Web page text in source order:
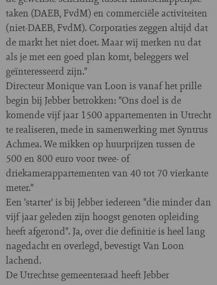
taken (DAEB, FvdM) en commerciële activiteiten
(niet-DAEB, FvdM). Corporaties zeggen altijd dat
de markt het niet doet. Maar wij merken nu dat
als je met een goed plan komt, beleggers wel
geïnteresseerd zijn."
Directeur Monique van Loon is vanaf het prille
begin bij Jebber betrokken: "Ons doel is de
komende vijf jaar 1500 appartementen in Utrecht
te realiseren, mede in samenwerking met Syntrus
Achmea. We mikken op huurprijzen tussen de
500 en 800 euro voor twee- of
driekamerappartementen van 40 tot 70 vierkante
meter."
Een 'starter' is bij Jebber iedereen "die minder dan
vijf jaar geleden zijn hoogst genoten opleiding
heeft afgerond". Ja, over die definitie is heel lang
nagedacht en overlegd, bevestigt Van Loon
lachend.
De Utrechtse gemeenteraad heeft Jebber